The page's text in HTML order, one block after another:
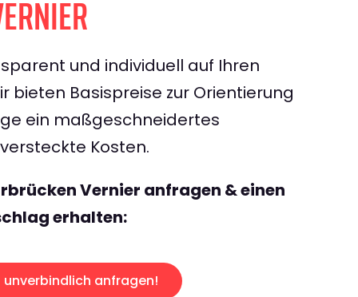
und individuell auf Ihren
bieten Basispreise zur Orientierung
ein maßgeschneidertes
Kosten.
Vernier anfragen & einen
erhalten:
unverbindlich anfragen!